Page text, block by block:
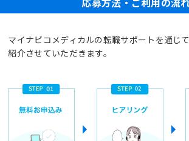
マイナビコメディカルの転職サポートを通じ
紹介させていただきます。